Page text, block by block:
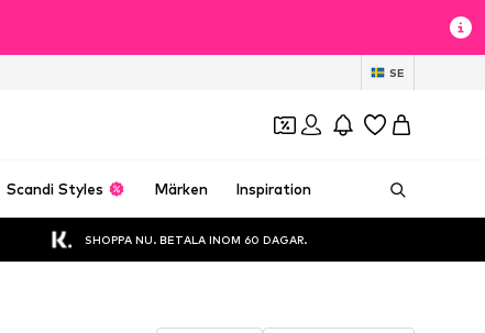
SE
Scandi Styles Märken Inspiration
SHOPPA NU. BETALA INOM 60 DAGAR.